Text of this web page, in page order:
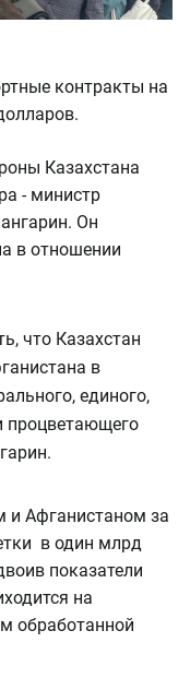
контракты на
Казахстана
- министр
Он
в отношении
что Казахстан
в
единого,
процветающего
и Афганистаном за
в один млрд
показатели
на
обработанной